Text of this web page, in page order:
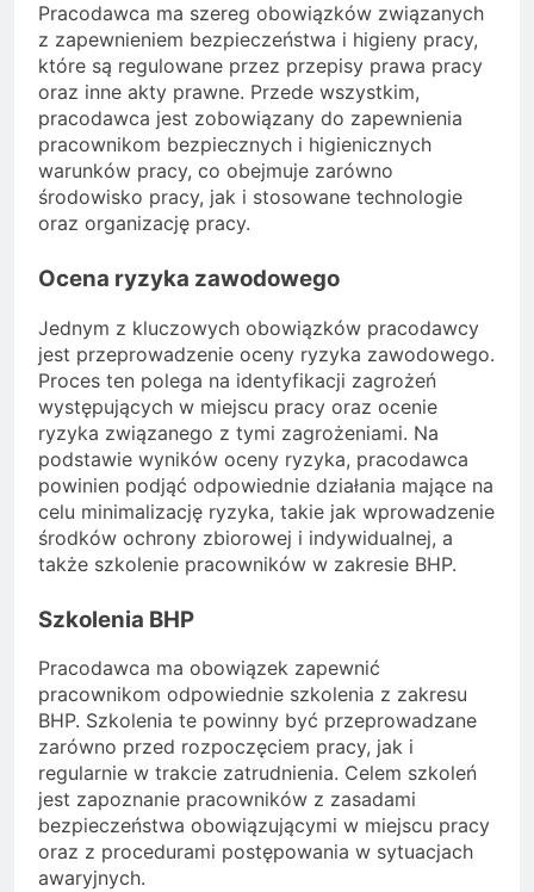
Pracodawca ma szereg obowiązków związanych
z zapewnieniem bezpieczeństwa i higieny pracy,
które są regulowane przez przepisy prawa pracy
oraz inne akty prawne. Przede wszystkim,
pracodawca jest zobowiązany do zapewnienia
pracownikom bezpiecznych i higienicznych
warunków pracy, co obejmuje zarówno
środowisko pracy, jak i stosowane technologie
oraz organizację pracy.
Ocena ryzyka zawodowego
Jednym z kluczowych obowiązków pracodawcy
jest przeprowadzenie oceny ryzyka zawodowego.
Proces ten polega na identyfikacji zagrożeń
występujących w miejscu pracy oraz ocenie
ryzyka związanego z tymi zagrożeniami. Na
podstawie wyników oceny ryzyka, pracodawca
powinien podjąć odpowiednie działania mające na
celu minimalizację ryzyka, takie jak wprowadzenie
środków ochrony zbiorowej i indywidualnej, a
także szkolenie pracowników w zakresie BHP.
Szkolenia BHP
Pracodawca ma obowiązek zapewnić
pracownikom odpowiednie szkolenia z zakresu
BHP. Szkolenia te powinny być przeprowadzane
zarówno przed rozpoczęciem pracy, jak i
regularnie w trakcie zatrudnienia. Celem szkoleń
jest zapoznanie pracowników z zasadami
bezpieczeństwa obowiązującymi w miejscu pracy
oraz z procedurami postępowania w sytuacjach
awaryjnych.